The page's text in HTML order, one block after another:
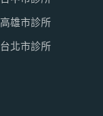
高雄市診所
台北市診所